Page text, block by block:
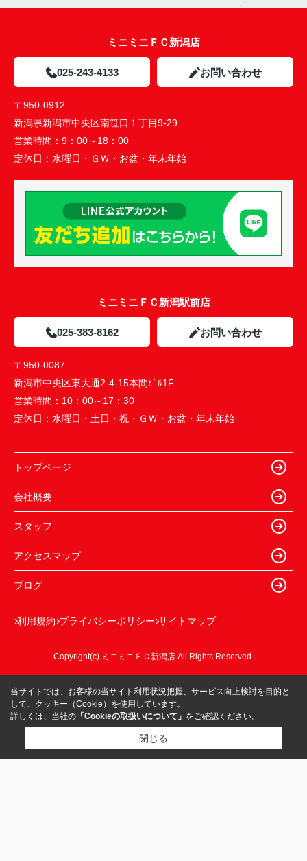
ミニミニＦＣ新潟店
025-243-4133 お問い合わせ
〒950-0912
新潟県新潟市中央区南笹口１丁目9-29
営業時間： 9：00～18：00
定休日： 水曜日・ＧＷ・お盆・年末年始
ミニミニＦＣ新潟駅前店
025-383-8162 お問い合わせ
〒950-0087
新潟市中央区東大通2-4-15本間ﾋﾞﾙ1F
営業時間： 10：00～17：30
定休日： 水曜日・土日・祝・ＧＷ・お盆・年末年始
トップページ
会社概要
スタッフ
アクセスマップ
ブログ
利用規約 プライバシーポリシー サイトマップ
Copyright(c) ミニミニＦＣ新潟店 All Rights Reserved.
当サイトでは、お客様の当サイト利用状況把握、サービス向上検討を目的と
して、クッキー（Cookie）を使用しています。
詳しくは、当社の 「Cookieの取扱いについて」 をご確認ください。
閉じる